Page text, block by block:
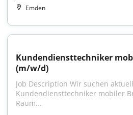
Emden
Kundendiensttechniker
(m/w/d)
Job Description Wir suchen
Kundendiensttechniker mobiler
Raum...